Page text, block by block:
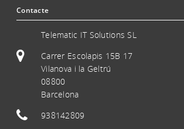
Contacte
Telematic IT Solutions SL
Carrer Escolapis 15B 17
Vilanova i la Geltrú
08800
Barcelona
938142809